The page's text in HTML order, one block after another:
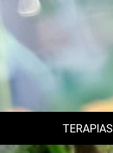
to
content
TERAPIAS